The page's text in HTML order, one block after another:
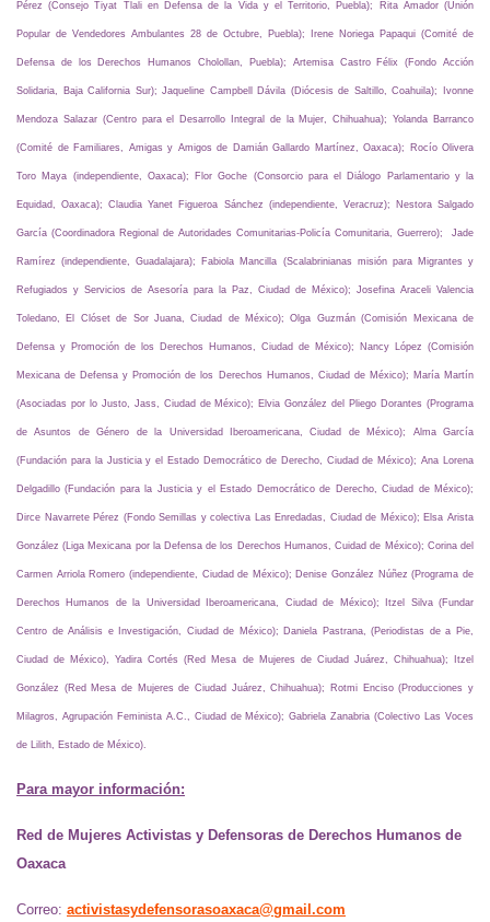
Para mayor información:
Red de Mujeres Activistas y Defensoras de Derechos Humanos de
Oaxaca
Correo: activistasydefensorasoaxaca@gmail.com